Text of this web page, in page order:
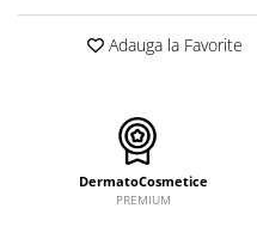
DSD de LUXE
Pure Balance
Colagen & Frumusete
Adauga la Favorite
DermatoCosmetice
PREMIUM